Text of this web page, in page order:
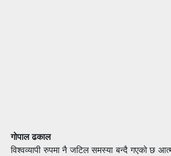
गोपाल ढकाल
विश्वव्यापी रुपमा नै जटिल समस्या बन्दै गएको छ